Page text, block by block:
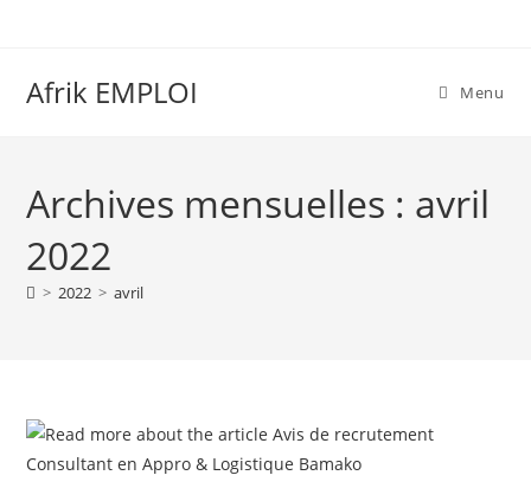
Afrik EMPLOI Menu
Archives mensuelles : avril
2022
> 2022 > avril